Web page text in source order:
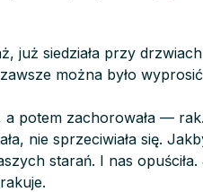
już siedziała przy
można było
a potem zachorowała —
nie sprzeciwiała się.
starań. I nas